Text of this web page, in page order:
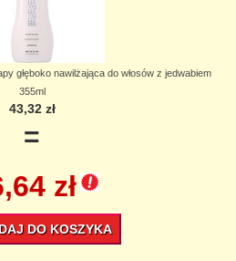
=
głęboko nawilżająca do włosów z jedwabiem
355ml
43,32 zł
zł
DO KOSZYKA